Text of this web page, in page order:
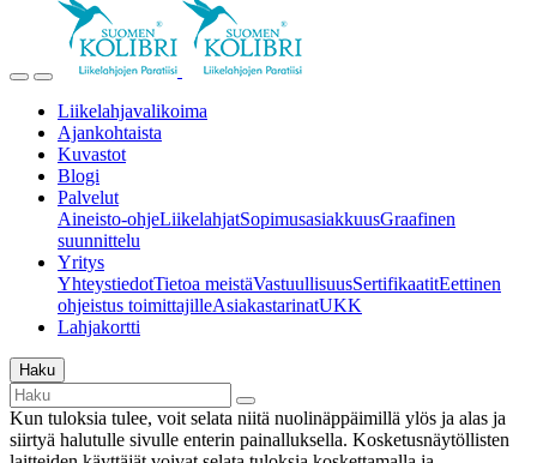
Liikelahjavalikoima
Ajankohtaista
Kuvastot
Blogi
Palvelut
Aineisto-ohjeLiikelahjatSopimusasiakkuusGraafinen
suunnittelu
Yritys
YhteystiedotTietoa meistäVastuullisuusSertifikaatitEettinen
ohjeistus toimittajilleAsiakastarinatUKK
Lahjakortti
Haku
Kun tuloksia tulee, voit selata niitä nuolinäppäimillä ylös ja alas ja
siirtyä halutulle sivulle enterin painalluksella. Kosketusnäytöllisten